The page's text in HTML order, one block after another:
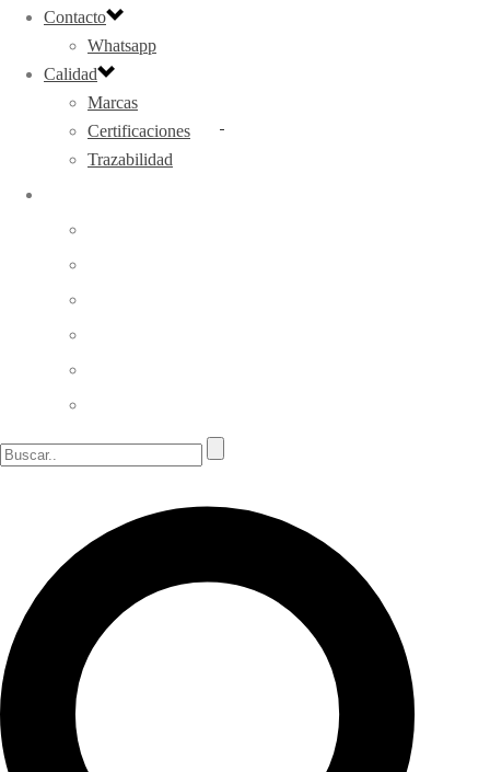
Contacto
Whatsapp
Calidad
Marcas
Certificaciones
Trazabilidad